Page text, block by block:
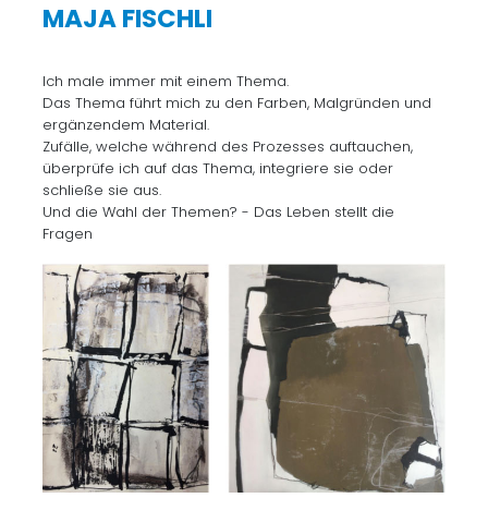
MAJA FISCHLI
Ich male immer mit einem Thema.
Das Thema führt mich zu den Farben, Malgründen und
ergänzendem Material.
Zufälle, welche während des Prozesses auftauchen,
überprüfe ich auf das Thema, integriere sie oder
schließe sie aus.
Und die Wahl der Themen? - Das Leben stellt die
Fragen